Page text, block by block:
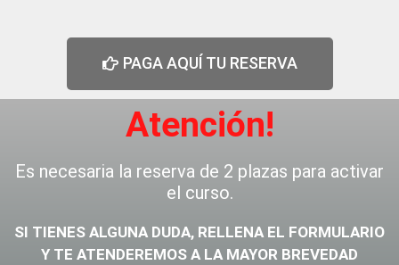
PAGA AQUÍ TU RESERVA
Atención!
Es necesaria la reserva de 2 plazas para activar
el curso.
SI TIENES ALGUNA DUDA, RELLENA EL FORMULARIO
Y TE ATENDEREMOS A LA MAYOR BREVEDAD